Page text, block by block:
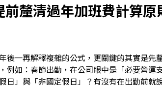
釐清過年加班費計算原
後一再解釋複雜的公式，更關鍵的其實是先
，例如：春節出勤，在公司眼中是「必要營運
日」與「非國定假日」？有沒有在出勤前就